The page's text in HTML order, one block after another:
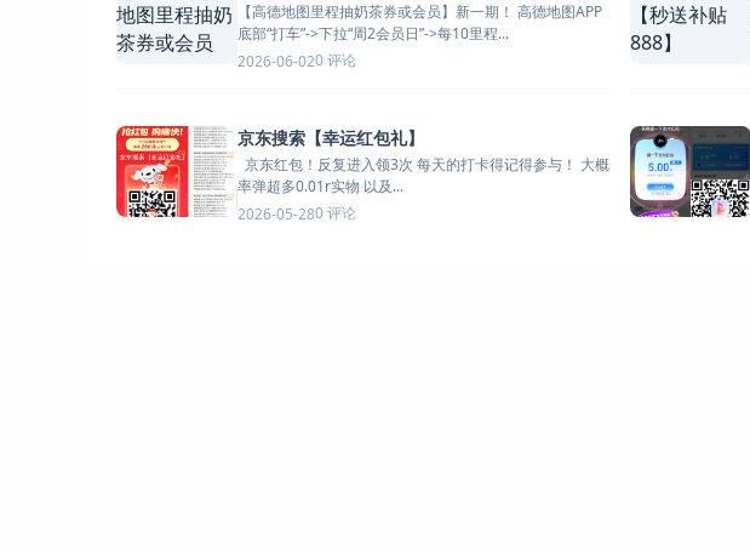
【高德地图里程抽奶茶券或会员】新一期！ 高德地图APP
底部“打车”->下拉“周2会员日”->每10里程...
2026-06-020 评论
京东搜索【幸运红包礼】
率弹超多0.01r实物 以及...
2026-05-280 评论